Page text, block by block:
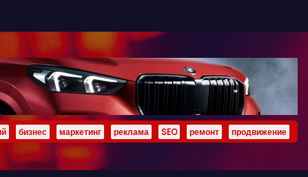
бизнес маркетинг реклама SEO ремонт продвижение